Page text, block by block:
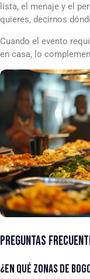
lista, el menaje y el
quieres, decirnos
Cuando el evento
en casa, lo
PREGUNTAS
¿EN QUÉ ZONAS DE